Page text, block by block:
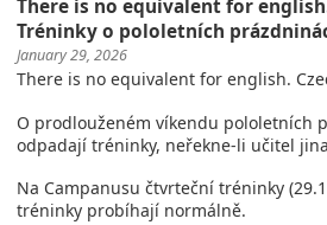
There is no equivalent for
Tréninky o pololetních
January 29, 2026
There is no equivalent for english.
O prodlouženém víkendu pololetních
odpadají tréninky, neřekne-li učitel
Na Campanusu čtvrteční tréninky
tréninky probíhají normálně.